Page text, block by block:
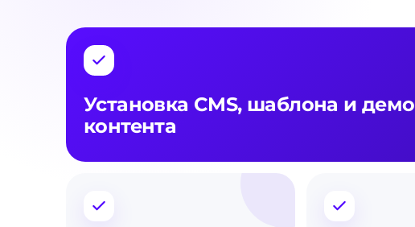
Установка CMS, шаблона и демо
контента